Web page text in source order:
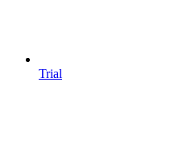
Trial